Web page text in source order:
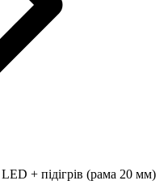
+ підігрів (рама 20 мм)